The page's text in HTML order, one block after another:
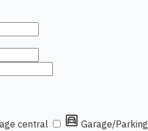
central garage Garage/Parking